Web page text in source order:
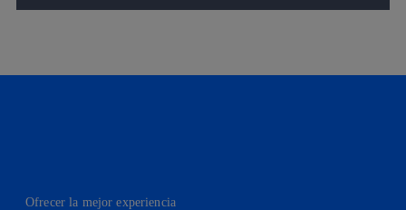
Ofrecer la mejor experiencia